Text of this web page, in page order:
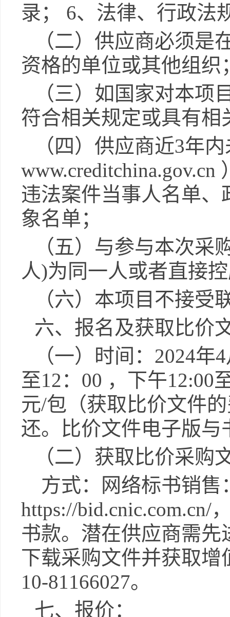
录； 6、法律、行政法
（二）供应商必须
资格的单位或其他组织
（三）如国家对本
符合相关规定或具有相
（四）供应商近3年
违法案件当事人名单
象名单；
（五）与参与本次采
人)为同一人或者直接
（六）本项目不接受
六、报名及获取比价
（一）
时间： 2024年4
至12 ： 00 ，下午12:00
元/包（获取比价文件
还。比价文件电子版
（二） 获取 比价采购
方式：网络标书销
https://bid.cnic.com.cn/
书款。潜在供应商需
下载采购文件并获取
10-81166027。
七、报价：